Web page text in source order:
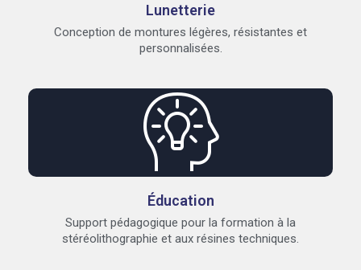
Lunetterie
Conception de montures légères, résistantes et
personnalisées.
Éducation
Support pédagogique pour la formation à la
stéréolithographie et aux résines techniques.